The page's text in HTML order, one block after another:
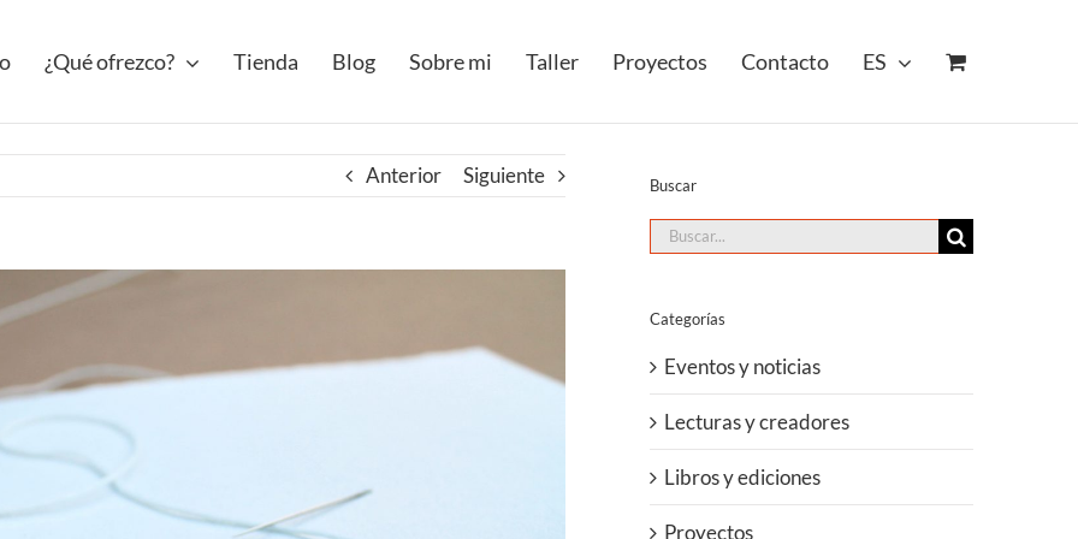
¿Qué ofrezco? Tienda Blog Sobre mi Taller Proyectos Contacto ES
Anterior Siguiente Buscar
Buscar:
Categorías
Eventos y noticias
Lecturas y creadores
Libros y ediciones
Proyectos